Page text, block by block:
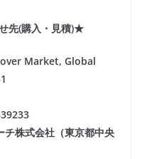
先(購入・見積)★
Market, Global
株式会社（東京都中央